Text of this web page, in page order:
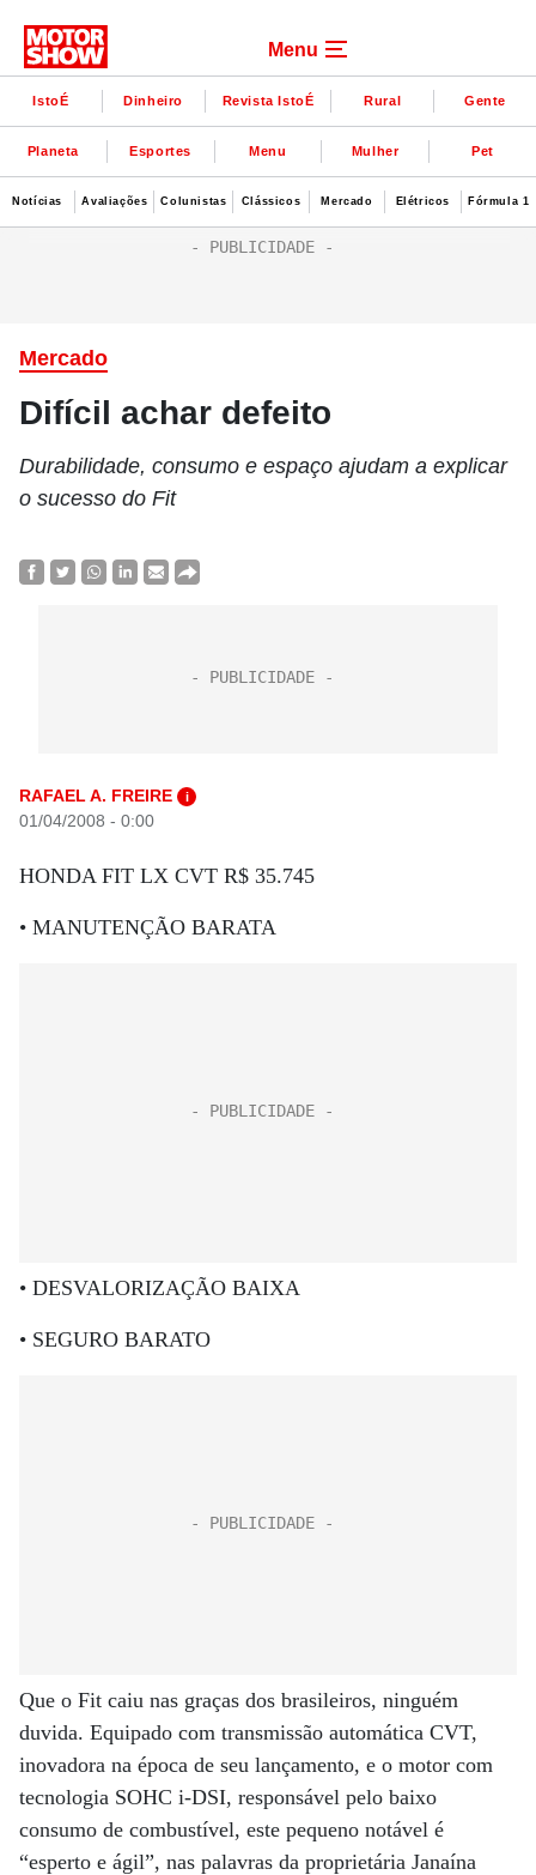
Menu
IstoÉ Dinheiro Revista IstoÉ Rural Gente
Planeta Esportes Menu Mulher Pet
Notícias Avaliações Colunistas Clássicos Mercado Elétricos Fórmula 1
Mercado
Difícil achar defeito
Durabilidade, consumo e espaço ajudam a explicar
o sucesso do Fit
RAFAEL A. FREIRE i
01/04/2008 - 0:00
HONDA FIT LX CVT R$ 35.745
• MANUTENÇÃO BARATA
• DESVALORIZAÇÃO BAIXA
• SEGURO BARATO
Que o Fit caiu nas graças dos brasileiros, ninguém
duvida. Equipado com transmissão automática CVT,
inovadora na época de seu lançamento, e o motor com
tecnologia SOHC i-DSI, responsável pelo baixo
consumo de combustível, este pequeno notável é
“esperto e ágil”, nas palavras da proprietária Janaína